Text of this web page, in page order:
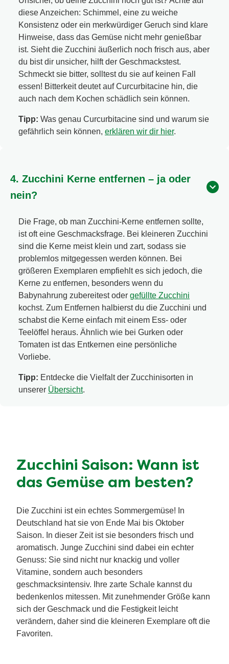
diese Anzeichen: Schimmel, eine zu weiche
Konsistenz oder ein merkwürdiger Geruch sind klare
Hinweise, dass das Gemüse nicht mehr genießbar
ist. Sieht die Zucchini äußerlich noch frisch aus, aber
du bist dir unsicher, hilft der Geschmackstest.
Schmeckt sie bitter, solltest du sie auf keinen Fall
essen! Bitterkeit deutet auf Curcurbitacine hin, die
auch nach dem Kochen schädlich sein können.
Tipp: Was genau Curcurbitacine sind und warum sie
gefährlich sein können, erklären wir dir hier.
4. Zucchini Kerne entfernen – ja oder
nein?
Die Frage, ob man Zucchini-Kerne entfernen sollte,
ist oft eine Geschmacksfrage. Bei kleineren Zucchini
sind die Kerne meist klein und zart, sodass sie
problemlos mitgegessen werden können. Bei
größeren Exemplaren empfiehlt es sich jedoch, die
Kerne zu entfernen, besonders wenn du
Babynahrung zubereitest oder gefüllte Zucchini
kochst. Zum Entfernen halbierst du die Zucchini und
schabst die Kerne einfach mit einem Ess- oder
Teelöffel heraus. Ähnlich wie bei Gurken oder
Tomaten ist das Entkernen eine persönliche
Vorliebe.
Tipp: Entdecke die Vielfalt der Zucchinisorten in
unserer Übersicht.
Zucchini Saison: Wann ist
das Gemüse am besten?
Die Zucchini ist ein echtes Sommergemüse! In
Deutschland hat sie von Ende Mai bis Oktober
Saison. In dieser Zeit ist sie besonders frisch und
aromatisch. Junge Zucchini sind dabei ein echter
Genuss: Sie sind nicht nur knackig und voller
Vitamine, sondern auch besonders
geschmacksintensiv. Ihre zarte Schale kannst du
bedenkenlos mitessen. Mit zunehmender Größe kann
sich der Geschmack und die Festigkeit leicht
verändern, daher sind die kleineren Exemplare oft die
Favoriten.